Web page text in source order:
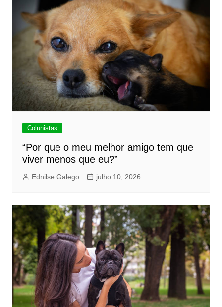
Colunistas
“Por que o meu melhor amigo tem que
viver menos que eu?”
Ednilse Galego julho 10, 2026